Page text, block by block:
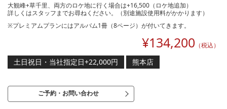
大観峰+草千里、両方のロケ地に行く場合は+16,500（ロケ地追加）
詳しくはスタッフまでお尋ねください。（別途施設使用料がかかります）
※プレミアムプランにはアルバム1冊（8ページ）が付いてきます。
¥134,200 （税込）
土日祝日・当社指定日+22,000円 熊本店
ご予約・お問い合わせ